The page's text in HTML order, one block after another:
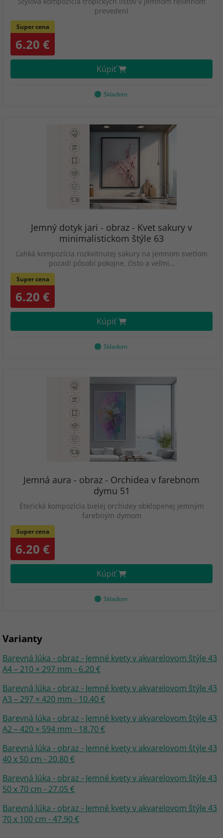
prevedení
Super cena
6.20 €
Kúpiť
Skladom
Jemný dotyk jari - obraz - Kvet sakury v
minimalistickom štýle 63
Ľahká kompozícia rozkvitnutej sakury na jemnom svetlom
pozadí pôsobí pokojne, čisto a veľmi…
Super cena
6.20 €
Kúpiť
Skladom
Jemná aura - obraz - Orchidea v farebnom
dymu 51
Éterická kompozícia bielej orchidey obklopenej jemným
farebným dymom
Super cena
6.20 €
Kúpiť
Skladom
Varianty
Barevná lúka - obraz - Jemné kvety v akvarelovom štýle 43
A4 – 210 × 297 mm - 6.20 €
Barevná lúka - obraz - Jemné kvety v akvarelovom štýle 43
A3 – 297 × 420 mm - 10.40 €
Barevná lúka - obraz - Jemné kvety v akvarelovom štýle 43
A2 – 420 × 594 mm - 18.70 €
Barevná lúka - obraz - Jemné kvety v akvarelovom štýle 43
40 x 50 cm - 20.80 €
Barevná lúka - obraz - Jemné kvety v akvarelovom štýle 43
50 x 70 cm - 27.05 €
Barevná lúka - obraz - Jemné kvety v akvarelovom štýle 43
70 x 100 cm - 47.90 €